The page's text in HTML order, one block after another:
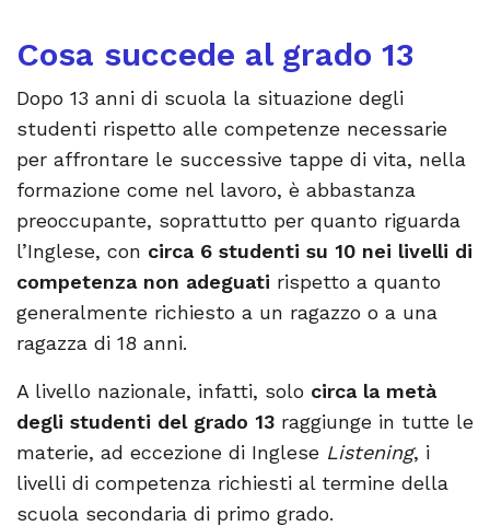
Cosa succede al grado 13
Dopo 13 anni di scuola la situazione degli
studenti rispetto alle competenze necessarie
per affrontare le successive tappe di vita, nella
formazione come nel lavoro, è abbastanza
preoccupante, soprattutto per quanto riguarda
l’Inglese, con circa 6 studenti su 10 nei livelli di
competenza non adeguati rispetto a quanto
generalmente richiesto a un ragazzo o a una
ragazza di 18 anni.
​​A livello nazionale, infatti, solo circa la metà
degli studenti del grado 13 raggiunge in tutte le
materie, ad eccezione di Inglese Listening, i
livelli di competenza richiesti al termine della
scuola secondaria di primo grado.